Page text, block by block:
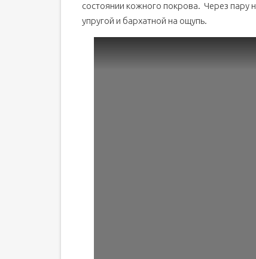
состоянии кожного покрова. Через пару
упругой и бархатной на ощупь.